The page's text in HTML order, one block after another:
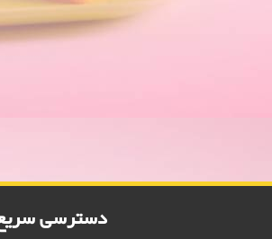
دسترسی